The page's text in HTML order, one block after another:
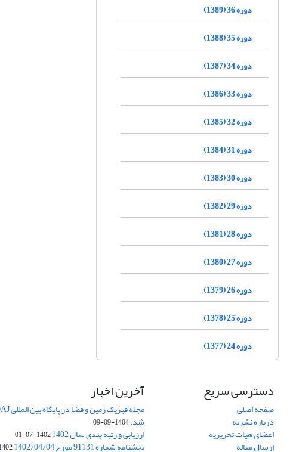
دوره 36 (1389)
دوره 35 (1388)
دوره 34 (1387)
دوره 33 (1386)
دوره 32 (1385)
دوره 31 (1384)
دوره 30 (1383)
دوره 29 (1382)
دوره 28 (1381)
دوره 27 (1380)
دوره 26 (1379)
دوره 25 (1378)
دوره 24 (1377)
دسترسی سریع
صفحه اصلی
درباره نشریه
اعضای هیات تحریریه
ارسال مقاله
آخرین اخبار
شد.1404-09-09
ارزیابی و رتبه بندی سال 1402 1402-07-01
بخشنامه شماره 91131 مورخ 1402/04/04 04-04